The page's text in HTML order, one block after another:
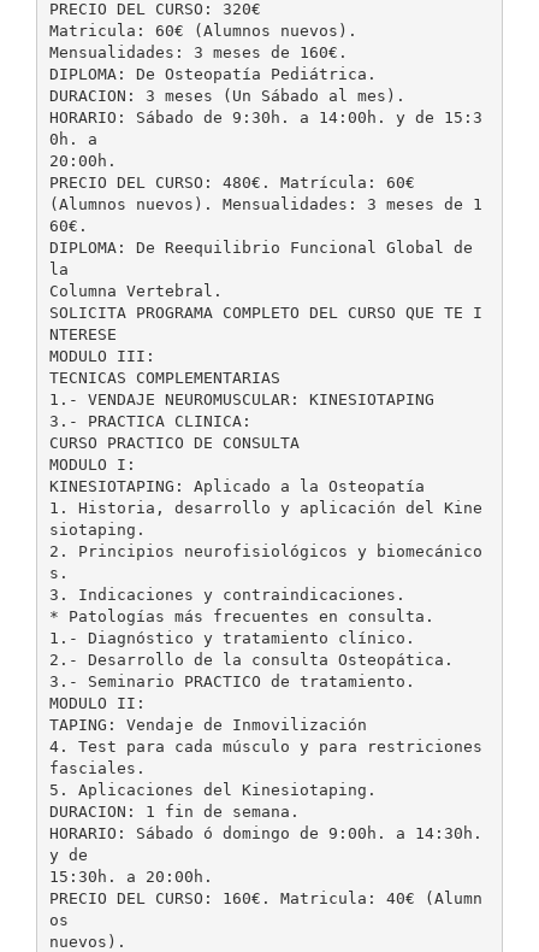
PRECIO DEL CURSO: 320€
Matricula: 60€ (Alumnos nuevos).
Mensualidades: 3 meses de 160€.
DIPLOMA: De Osteopatía Pediátrica.
DURACION: 3 meses (Un Sábado al mes).
HORARIO: Sábado de 9:30h. a 14:00h. y de 15:3
0h. a
20:00h.
PRECIO DEL CURSO: 480€. Matrícula: 60€
(Alumnos nuevos). Mensualidades: 3 meses de 1
60€.
DIPLOMA: De Reequilibrio Funcional Global de
la
Columna Vertebral.
SOLICITA PROGRAMA COMPLETO DEL CURSO QUE TE I
NTERESE
MODULO III:
TECNICAS COMPLEMENTARIAS
1.- VENDAJE NEUROMUSCULAR: KINESIOTAPING
3.- PRACTICA CLINICA:
CURSO PRACTICO DE CONSULTA
MODULO I:
KINESIOTAPING: Aplicado a la Osteopatía
1. Historia, desarrollo y aplicación del Kine
siotaping.
2. Principios neurofisiológicos y biomecánico
s.
3. Indicaciones y contraindicaciones.
* Patologías más frecuentes en consulta.
1.- Diagnóstico y tratamiento clínico.
2.- Desarrollo de la consulta Osteopática.
3.- Seminario PRACTICO de tratamiento.
MODULO II:
TAPING: Vendaje de Inmovilización
4. Test para cada músculo y para restriciones
fasciales.
5. Aplicaciones del Kinesiotaping.
DURACION: 1 fin de semana.
HORARIO: Sábado ó domingo de 9:00h. a 14:30h.
y de
15:30h. a 20:00h.
PRECIO DEL CURSO: 160€. Matricula: 40€ (Alumn
os
nuevos).